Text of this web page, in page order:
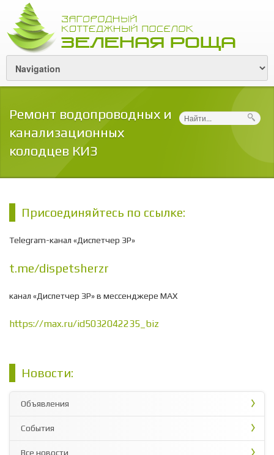
Ремонт водопроводных и
канализационных
колодцев КИЗ
Поиск
Присоединяйтесь по ссылке:
Telegram-канал «Диспетчер ЗР»
t.me/dispetsherzr
канал «Диспетчер ЗР» в мессенджере МАХ
https://max.ru/id5032042235_biz
Новости:
Объявления
События
Все новости